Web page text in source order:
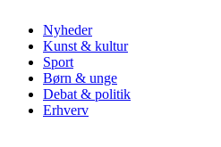
Nyheder
Kunst & kultur
Sport
Børn & unge
Debat & politik
Erhverv